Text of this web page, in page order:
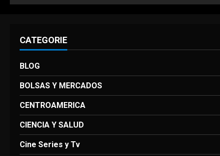
CATEGORIE
BLOG
BOLSAS Y MERCADOS
CENTROAMERICA
CIENCIA Y SALUD
Cine Series y Tv